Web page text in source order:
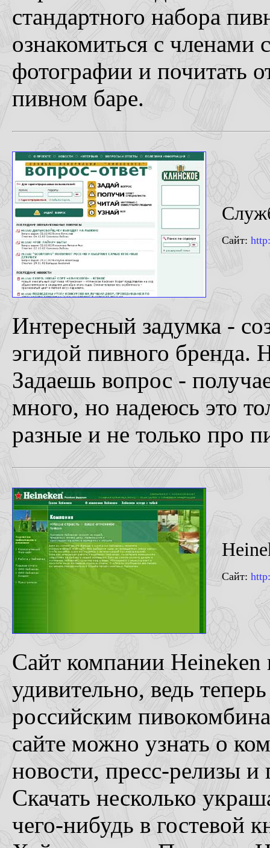
стандартного набора
ознакомиться с членами
фотографии и почитать
пивном баре.
Сайт:
Интересный задумка -
эгидой пивного бренда.
Задаешь вопрос -
много, но надеюсь это
разные и не только про
Сайт:
Сайт компании Heineken
удивительно, ведь
российским
сайте можно узнать о
новости, пресс-релизы и
Скачать несколько
чего-нибудь в гостевой